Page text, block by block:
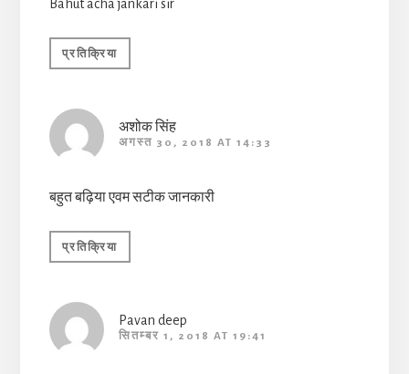
Bahut acha jankari sir
प्रतिक्रिया
अशोक सिंह
अगस्त 30, 2018 AT 14:33
बहुत बढ़िया एवम सटीक जानकारी
प्रतिक्रिया
Pavan deep
सितम्बर 1, 2018 AT 19:41